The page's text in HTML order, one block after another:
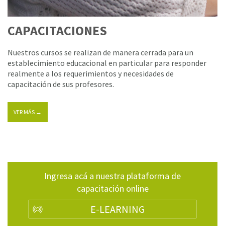
CAPACITACIONES
Nuestros cursos se realizan de manera cerrada para un
establecimiento educacional en particular para responder
realmente a los requerimientos y necesidades de
capacitación de sus profesores.
VER MÁS →
Ingresa acá a nuestra plataforma de
capacitación online
E-LEARNING